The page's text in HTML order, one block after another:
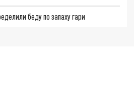
беду по запаху гари